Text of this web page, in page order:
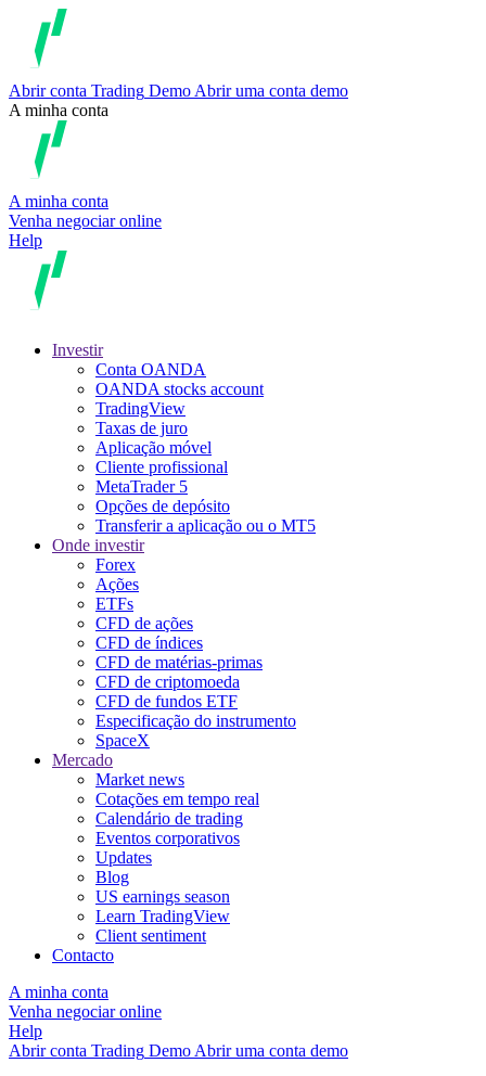
Abrir conta Trading Demo Abrir uma conta demo
A minha conta
A minha conta
Venha negociar online
Help
Investir
Conta OANDA
OANDA stocks account
TradingView
Taxas de juro
Aplicação móvel
Cliente profissional
MetaTrader 5
Opções de depósito
Transferir a aplicação ou o MT5
Onde investir
Forex
Ações
ETFs
CFD de ações
CFD de índices
CFD de matérias-primas
CFD de criptomoeda
CFD de fundos ETF
Especificação do instrumento
SpaceX
Mercado
Market news
Cotações em tempo real
Calendário de trading
Eventos corporativos
Updates
Blog
US earnings season
Learn TradingView
Client sentiment
Contacto
A minha conta
Venha negociar online
Help
Abrir conta Trading Demo Abrir uma conta demo